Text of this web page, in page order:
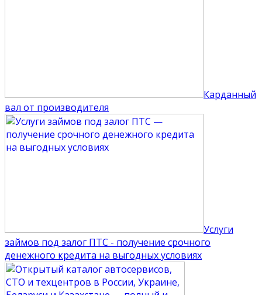
Карданный
вал от производителя
Услуги
займов под залог ПТС - получение срочного
денежного кредита на выгодных условиях